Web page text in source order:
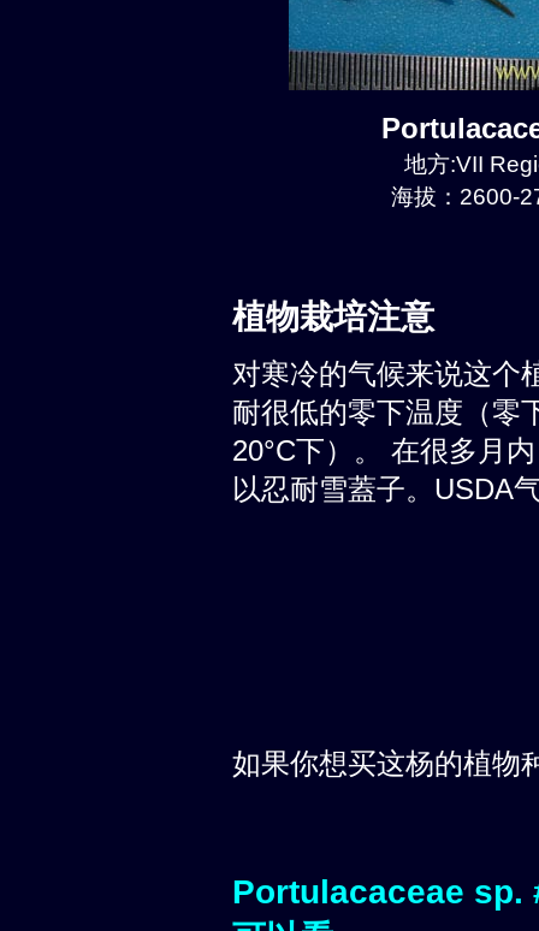
地方:VII
海拔：2600-
植物栽培注意
对寒冷的气候来说这个
耐很低的零下温度（零
20°C下）。 在很多月
以忍耐雪蓋子。USDA
如果你想买这杨的植物
Portulacaceae sp.